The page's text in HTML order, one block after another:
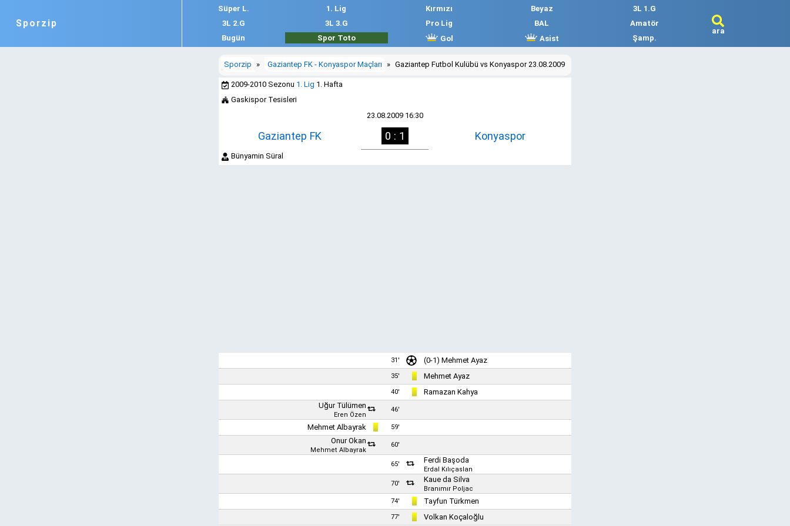
Sporzip
Süper L. 1. Lig Kırmızı Beyaz
3L 1.G
3L 2.G
3L 3.G Pro Lig BAL
Amatör
Bugün
Spor Toto Gol Asist Şamp.
ara
Sporzip » Gaziantep FK - Konyaspor Maçları » Gaziantep Futbol Kulübü vs Konyaspor 23.08.2009
2009-2010 Sezonu 1. Lig 1. Hafta
Gaskispor Tesisleri
23.08.2009 16:30
Gaziantep FK 0 : 1 Konyaspor
Bünyamin Süral
31' (0-1) Mehmet Ayaz
35' Mehmet Ayaz
40'
Ramazan Kahya
Uğur Tülümen
Eren Özen
46'
Mehmet Albayrak 59'
Onur Okan
Mehmet Albayrak
60'
65' Ferdi Başoda
Erdal Kılıçaslan
70'
Kaue da Silva
Branımır Poljac
74'
Tayfun Türkmen
77' Volkan Koçaloğlu